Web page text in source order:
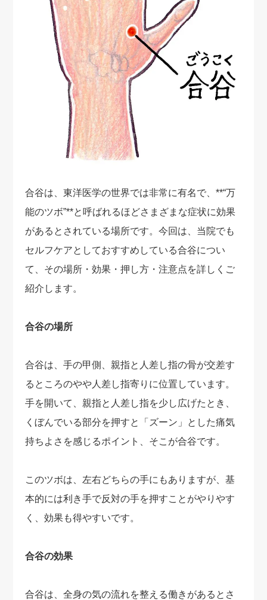
合谷は、東洋医学の世界では非常に有名で、**“万
能のツボ”**と呼ばれるほどさまざまな症状に効果
があるとされている場所です。今回は、当院でも
セルフケアとしておすすめしている合谷につい
て、その場所・効果・押し方・注意点を詳しくご
紹介します。
合谷の場所
合谷は、手の甲側、親指と人差し指の骨が交差す
るところのやや人差し指寄りに位置しています。
手を開いて、親指と人差し指を少し広げたとき、
くぼんでいる部分を押すと「ズーン」とした痛気
持ちよさを感じるポイント、そこが合谷です。
このツボは、左右どちらの手にもありますが、基
本的には利き手で反対の手を押すことがやりやす
く、効果も得やすいです。
合谷の効果
合谷は、全身の気の流れを整える働きがあるとさ